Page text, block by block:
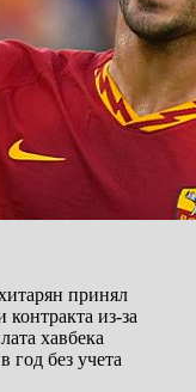
принял
из-за
хавбека
год без учета